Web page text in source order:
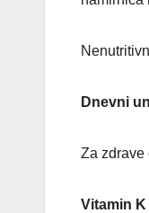
Dnevni
Za zdrave
Vitamin